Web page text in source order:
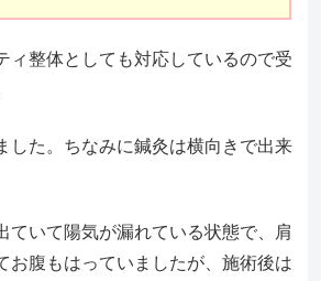
ィ整体としても対応しているので受
した。ちなみに鍼灸は横向きで出来
ていて陽気が漏れている状態で、肩
お腹もはっていましたが、施術後は